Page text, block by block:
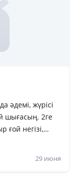
әдемі, жүрісі
шығасың. 2ге
ғой негізі,
жазамын, сол
айналары
Сырты да
29 июня